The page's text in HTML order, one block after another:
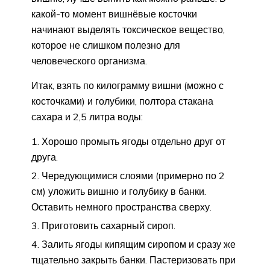
какой-то момент вишнёвые косточки
начинают выделять токсическое вещество,
которое не слишком полезно для
человеческого организма.
Итак, взять по килограмму вишни (можно с
косточками) и голубики, полтора стакана
сахара и 2,5 литра воды:
Хорошо промыть ягоды отдельно друг от
друга.
Чередующимися слоями (примерно по 2
см) уложить вишню и голубику в банки.
Оставить немного пространства сверху.
Приготовить сахарный сироп.
Залить ягоды кипящим сиропом и сразу же
тщательно закрыть банки. Пастеризовать при